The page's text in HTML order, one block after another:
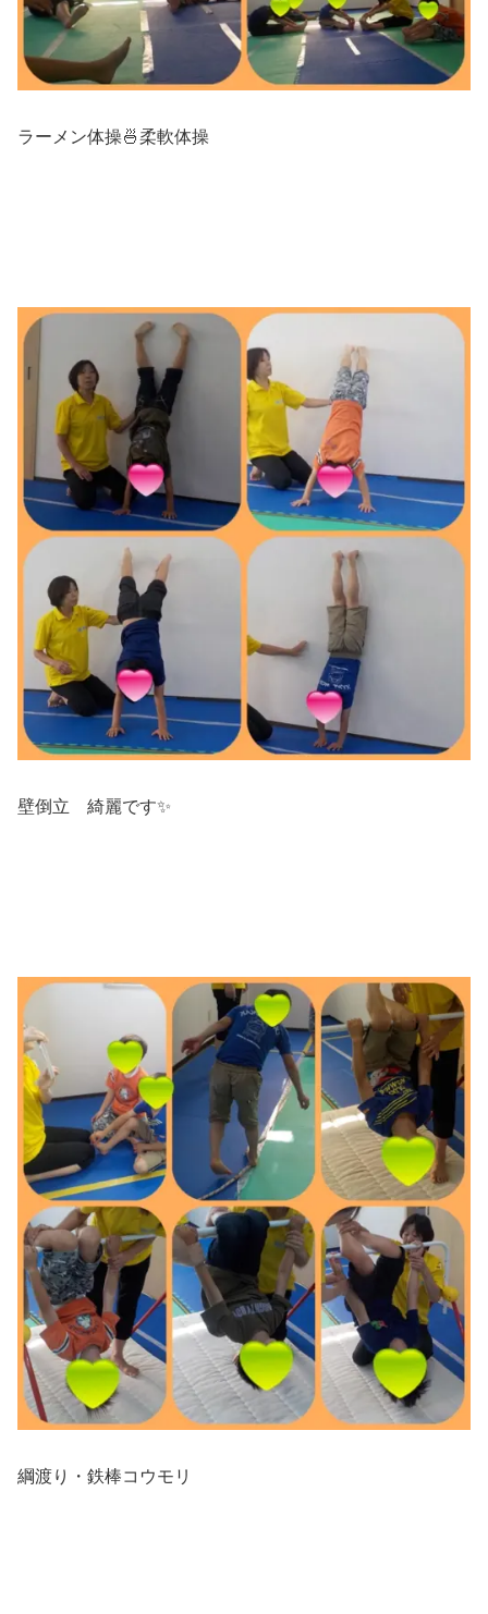
ラーメン体操🍜柔軟体操
壁倒立 綺麗です✨
綱渡り・鉄棒コウモリ